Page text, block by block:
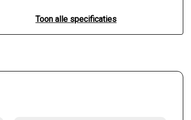
Toon alle specificaties